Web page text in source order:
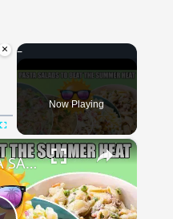
×
Fullscreen
Now Playing
×
PERFECT PASTA SALADS FOR YOUR SUMMER GET TOGETHERS